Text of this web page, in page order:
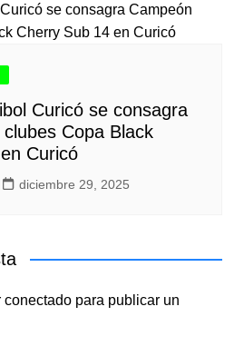
Curicó se consagra
Copa Black
Curicó
diciembre 29, 2025
conectadopara publicar un